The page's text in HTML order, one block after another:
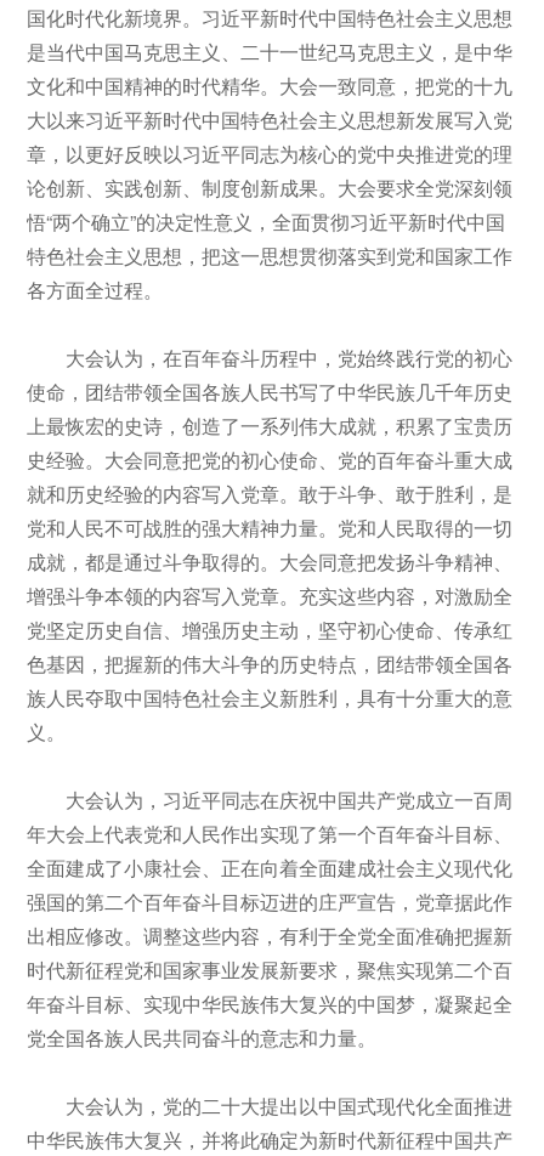
国化时代化新境界。习近平新时代中国特色社会主义思想
是当代中国马克思主义、二十一世纪马克思主义，是中华
文化和中国精神的时代精华。大会一致同意，把党的十九
大以来习近平新时代中国特色社会主义思想新发展写入党
章，以更好反映以习近平同志为核心的党中央推进党的理
论创新、实践创新、制度创新成果。大会要求全党深刻领
悟“两个确立”的决定性意义，全面贯彻习近平新时代中国
特色社会主义思想，把这一思想贯彻落实到党和国家工作
各方面全过程。
大会认为，在百年奋斗历程中，党始终践行党的初心
使命，团结带领全国各族人民书写了中华民族几千年历史
上最恢宏的史诗，创造了一系列伟大成就，积累了宝贵历
史经验。大会同意把党的初心使命、党的百年奋斗重大成
就和历史经验的内容写入党章。敢于斗争、敢于胜利，是
党和人民不可战胜的强大精神力量。党和人民取得的一切
成就，都是通过斗争取得的。大会同意把发扬斗争精神、
增强斗争本领的内容写入党章。充实这些内容，对激励全
党坚定历史自信、增强历史主动，坚守初心使命、传承红
色基因，把握新的伟大斗争的历史特点，团结带领全国各
族人民夺取中国特色社会主义新胜利，具有十分重大的意
义。
大会认为，习近平同志在庆祝中国共产党成立一百周
年大会上代表党和人民作出实现了第一个百年奋斗目标、
全面建成了小康社会、正在向着全面建成社会主义现代化
强国的第二个百年奋斗目标迈进的庄严宣告，党章据此作
出相应修改。调整这些内容，有利于全党全面准确把握新
时代新征程党和国家事业发展新要求，聚焦实现第二个百
年奋斗目标、实现中华民族伟大复兴的中国梦，凝聚起全
党全国各族人民共同奋斗的意志和力量。
大会认为，党的二十大提出以中国式现代化全面推进
中华民族伟大复兴，并将此确定为新时代新征程中国共产